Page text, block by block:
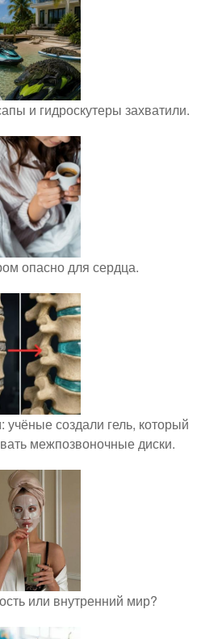
и гидроскутеры захватили.
опасно для сердца.
создали гель, который
межпозвоночные диски.
или внутренний мир?